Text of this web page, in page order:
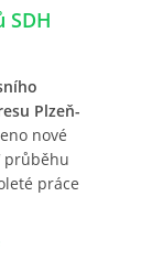
Plzeň-
nové
průběhu
práce